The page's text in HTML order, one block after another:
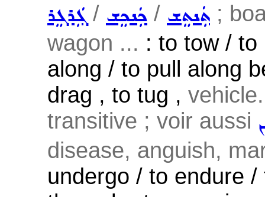
ܓܲܪܓܸܪ / ܟܲܢܟܸܫ / ܬܲܢܬܸܫ ;
wagon ... : to tow / to
along / to pull along
drag , to tug ,
transitive ; voir aussi
disease, anguish,
undergo / to endure